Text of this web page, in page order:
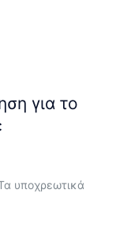
για το
υποχρεωτικά